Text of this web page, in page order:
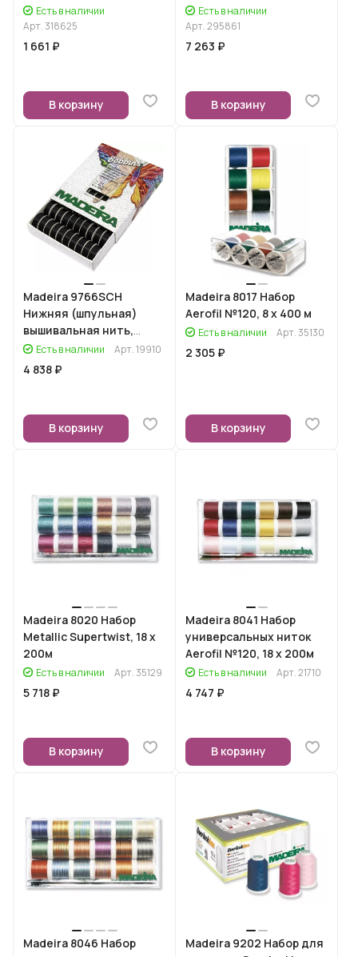
Есть в наличии
Арт.318625
1 661 ₽
В корзину
Есть в наличии
Арт.295861
7 263 ₽
В корзину
Madeira 9766SCH
Нижняя (шпульная)
вышивальная нить,
черная, 50х120 м
Есть в наличии Арт.19910
4 838 ₽
В корзину
Madeira 8017 Набор
Aerofil №120, 8 х 400 м
Есть в наличии Арт.35130
2 305 ₽
В корзину
Madeira 8020 Набор
Metallic Supertwist, 18 х
200м
Есть в наличии Арт.35129
5 718 ₽
В корзину
Madeira 8041 Набор
универсальных ниток
Aerofil №120, 18 х 200м
Есть в наличии Арт.21710
4 747 ₽
В корзину
Madeira 8046 Набор
Madeira 9202 Набор для